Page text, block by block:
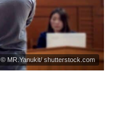
© MR.Yanukit/ shutterstock.com